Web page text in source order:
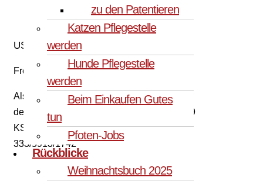
zu den Patentieren
Katzen Pflegestelle
werden
Hunde Pflegestelle
werden
Beim Einkaufen Gutes
tun
Pfoten-Jobs
Rückblicke
Weihnachtsbuch 2025
USt-ID: DE349945802
Freistellungsbescheid:
Als gemeinnützige Körperschaft befreit von
der Körperschaftssteuer gem. §5 Abs. 1 S. 9
KStG. unter der Steuernummer
333/5913/1742
UNSER ZIEL